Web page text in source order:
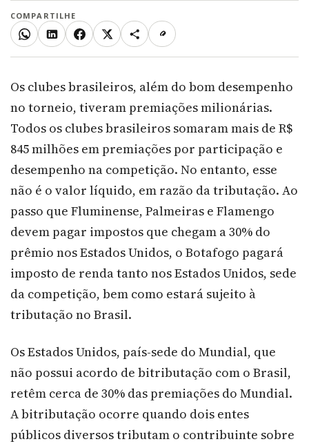
COMPARTILHE
WhatsAppLinkedInFacebook
X Mais Copiar link
Os clubes brasileiros, além do bom desempenho
no torneio, tiveram premiações milionárias.
Todos os clubes brasileiros somaram mais de R$
845 milhões em premiações por participação e
desempenho na competição. No entanto, esse
não é o valor líquido, em razão da tributação. Ao
passo que Fluminense, Palmeiras e Flamengo
devem pagar impostos que chegam a 30% do
prêmio nos Estados Unidos, o Botafogo pagará
imposto de renda tanto nos Estados Unidos, sede
da competição, bem como estará sujeito à
tributação no Brasil.
Os Estados Unidos, país-sede do Mundial, que
não possui acordo de bitributação com o Brasil,
retêm cerca de 30% das premiações do Mundial.
A bitributação ocorre quando dois entes
públicos diversos tributam o contribuinte sobre